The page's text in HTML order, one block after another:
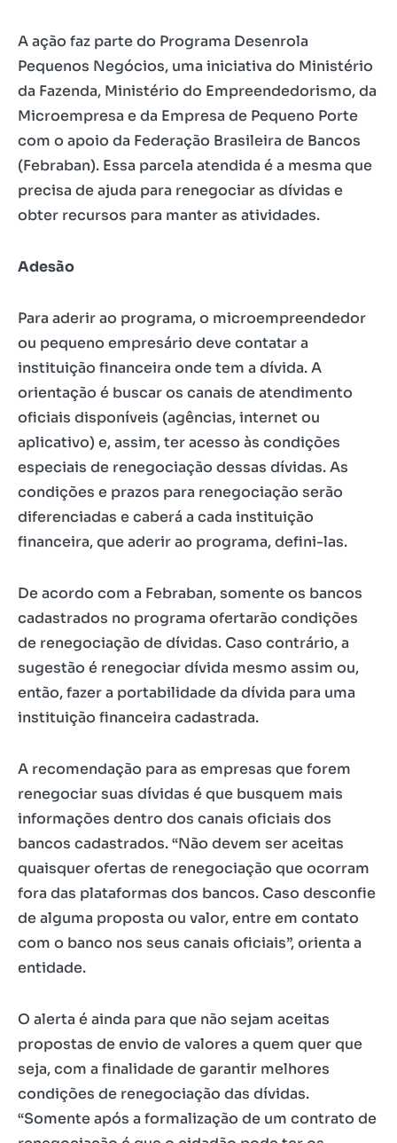
A ação faz parte do Programa Desenrola
Pequenos Negócios, uma iniciativa do Ministério
da Fazenda, Ministério do Empreendedorismo, da
Microempresa e da Empresa de Pequeno Porte
com o apoio da Federação Brasileira de Bancos
(Febraban). Essa parcela atendida é a mesma que
precisa de ajuda para renegociar as dívidas e
obter recursos para manter as atividades.
Adesão
Para aderir ao programa, o microempreendedor
ou pequeno empresário deve contatar a
instituição financeira onde tem a dívida. A
orientação é buscar os canais de atendimento
oficiais disponíveis (agências, internet ou
aplicativo) e, assim, ter acesso às condições
especiais de renegociação dessas dívidas. As
condições e prazos para renegociação serão
diferenciadas e caberá a cada instituição
financeira, que aderir ao programa, defini-las.
De acordo com a Febraban, somente os bancos
cadastrados no programa ofertarão condições
de renegociação de dívidas. Caso contrário, a
sugestão é renegociar dívida mesmo assim ou,
então, fazer a portabilidade da dívida para uma
instituição financeira cadastrada.
A recomendação para as empresas que forem
renegociar suas dívidas é que busquem mais
informações dentro dos canais oficiais dos
bancos cadastrados. “Não devem ser aceitas
quaisquer ofertas de renegociação que ocorram
fora das plataformas dos bancos. Caso desconfie
de alguma proposta ou valor, entre em contato
com o banco nos seus canais oficiais”, orienta a
entidade.
O alerta é ainda para que não sejam aceitas
propostas de envio de valores a quem quer que
seja, com a finalidade de garantir melhores
condições de renegociação das dívidas.
“Somente após a formalização de um contrato de